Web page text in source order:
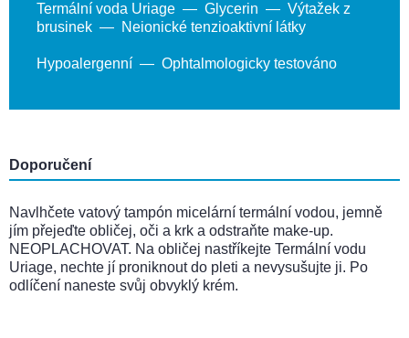
Termální voda Uriage Glycerin
Výtažek z
brusinek
Neionické tenzioaktivní látky
Hypoalergenní Ophtalmologicky testováno
Doporučení
Navlhčete vatový tampón micelární termální vodou, jemně
jím přejeďte obličej, oči a krk a odstraňte make-up.
NEOPLACHOVAT. Na obličej nastříkejte Termální vodu
Uriage, nechte jí proniknout do pleti a nevysušujte ji. Po
odlíčení naneste svůj obvyklý krém.